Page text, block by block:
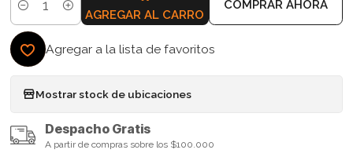
Cantidad AGREGAR AL CARRO
COMPRAR AHORA
Agregar a la lista de favoritos
Mostrar stock de ubicaciones
Despacho Gratis
A partir de compras sobre los $100.000